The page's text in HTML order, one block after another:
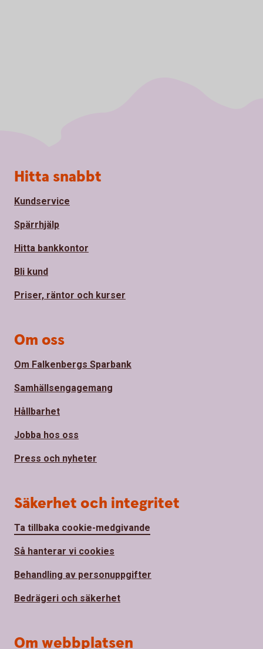
Sidfot
Hitta snabbt
Kundservice
Spärrhjälp
Hitta bankkontor
Bli kund
Priser, räntor och kurser
Om oss
Om Falkenbergs Sparbank
Samhällsengagemang
Hållbarhet
Jobba hos oss
Press och nyheter
Säkerhet och integritet
Ta tillbaka cookie-medgivande
Så hanterar vi cookies
Behandling av personuppgifter
Bedrägeri och säkerhet
Om webbplatsen